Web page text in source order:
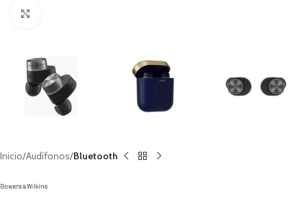
Inicio Audífonos Bluetooth